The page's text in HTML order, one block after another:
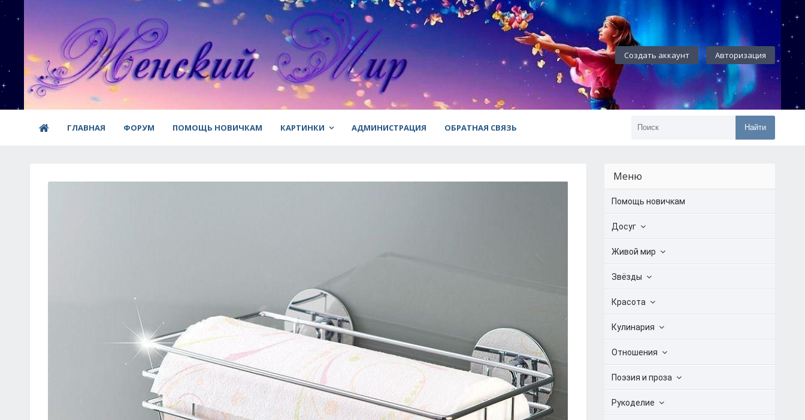
Создать аккаунт Авторизация
ГЛАВНАЯ ФОРУМ ПОМОЩЬ НОВИЧКАМ КАРТИНКИ АДМИНИСТРАЦИЯ ОБРАТНАЯ СВЯЗЬ Найти
Меню
Помощь новичкам
Досуг
Живой мир
Звёзды
Красота
Кулинария
Отношения
Поэзия и проза
Рукоделие